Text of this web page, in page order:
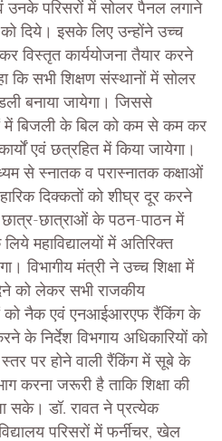
एवं उनके परिसरों में सोलर पैनल लगाने
को दिये। इसके लिए उन्होंने उच्च
विस्तृत कार्ययोजना तैयार करने
कि सभी शिक्षण संस्थानों में सोलर
बनाया जायेगा। जिससे
में बिजली के बिल को कम से कम कर
एवं छत्रहित में किया जायेगा।
से स्नातक व परास्नातक कक्षाओं
दिक्कतों को शीघ्र दूर करने
छात्र-छात्राओं के पठन-पाठन में
महाविद्यालयों में अतिरिक्त
विभागीय मंत्री ने उच्च शिक्षा में
को लेकर सभी राजकीय
को नैक एवं एनआईआरएफ रैंकिंग के
के निर्देश विभगाय अधिकारियों को
स्तर पर होने वाली रैंकिंग में सूबे के
करना जरूरी है ताकि शिक्षा की
सके। डॉ. रावत ने प्रत्येक
परिसरों में फर्नीचर, खेल